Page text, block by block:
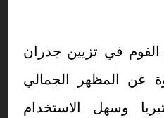
في تزيين جدران
عن المظهر الجمالي
وسهل الاستخدام